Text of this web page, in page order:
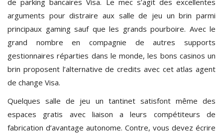
arguments pour distraire aux salle de jeu un brin parmi
principaux gaming sauf que les grands pourboire. Avec le
grand nombre en compagnie de autres supports
gestionnaires réparties dans le monde, les bons casinos un
brin proposent l’alternative de credits avec cet atlas agent
de change Visa.
Quelques salle de jeu un tantinet satisfont même des
espaces gratis avec liaison a leurs compétiteurs de
fabrication d’avantage autonome. Contre, vous devez écrire